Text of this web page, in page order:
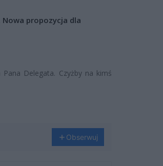
Nowa propozycja dla
Delegata. Czyżby na kimś
Obserwuj